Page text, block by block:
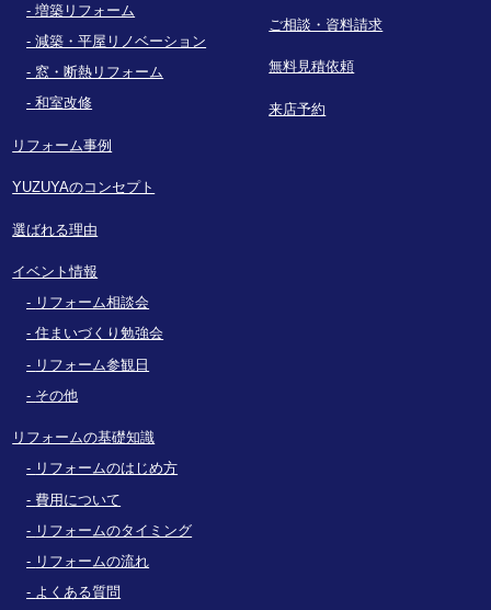
増築リフォーム
減築・平屋リノベーション
窓・断熱リフォーム
和室改修
リフォーム事例
YUZUYAのコンセプト
選ばれる理由
イベント情報
リフォーム相談会
住まいづくり勉強会
リフォーム参観日
その他
リフォームの基礎知識
リフォームのはじめ方
費用について
リフォームのタイミング
リフォームの流れ
よくある質問
ご相談・資料請求
無料見積依頼
来店予約